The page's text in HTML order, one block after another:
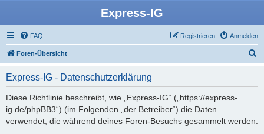
Express-IG
FAQ Anmelden
Registrieren
Foren-Übersicht
Express-IG - Datenschutzerklärung
Diese Richtlinie beschreibt, wie „Express-IG“ („https://express-
ig.de/phpBB3“) (im Folgenden „der Betreiber“) die Daten
verwendet, die während deines Foren-Besuchs gesammelt werden.